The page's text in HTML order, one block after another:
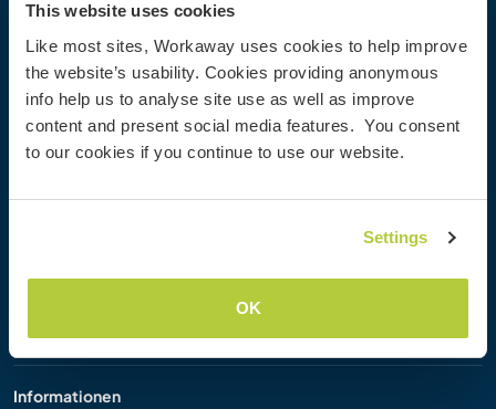
This website uses cookies
Like most sites, Workaway uses cookies to help improve
the website’s usability. Cookies providing anonymous
info help us to analyse site use as well as improve
content and present social media features. You consent
to our cookies if you continue to use our website.
Settings
OK
Rabatte und Partner
Workaway Blog
Workaway Fotogalerie
Informationen